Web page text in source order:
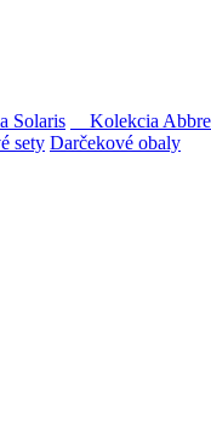
Solaris Kolekcia
sety Darčekové obaly
Muškát žltý